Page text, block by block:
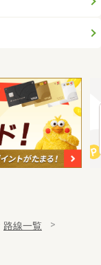
路線一覧